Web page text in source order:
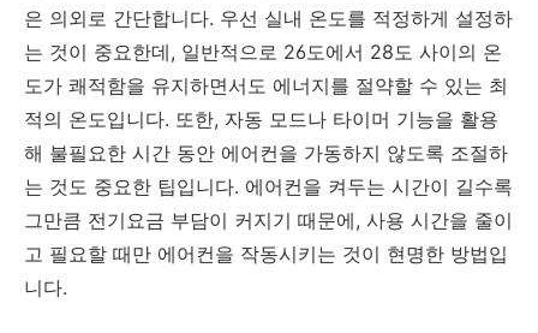
은 의외로 간단합니다. 우선 실내 온도를 적정하게 설정하
는 것이 중요한데, 일반적으로 26도에서 28도 사이의 온
도가 쾌적함을 유지하면서도 에너지를 절약할 수 있는 최
적의 온도입니다. 또한, 자동 모드나 타이머 기능을 활용
해 불필요한 시간 동안 에어컨을 가동하지 않도록 조절하
는 것도 중요한 팁입니다. 에어컨을 켜두는 시간이 길수록
그만큼 전기요금 부담이 커지기 때문에, 사용 시간을 줄이
고 필요할 때만 에어컨을 작동시키는 것이 현명한 방법입
니다.